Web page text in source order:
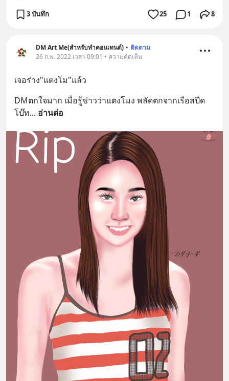
3 บันทึก 25 1 8
DM Art Me(สำหรับทำคอนเทนต์) • ติดตาม
26 ก.พ. 2022 เวลา 09:01 • ความคิดเห็น
เจอร่าง"แตงโม"แล้ว
DMตกใจมาก เมื่อรู้ข่าวว่าแตงโมง พลัดตกจากเรือสปีด
โบ๊ท... อ่านต่อ